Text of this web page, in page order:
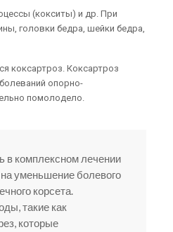
(кокситы) и др. При
головки бедра, шейки бедра,
коксартроз. Коксартроз
опорно-
помолодело.
в комплексном лечении
уменьшение болевого
корсета.
такие как
которые